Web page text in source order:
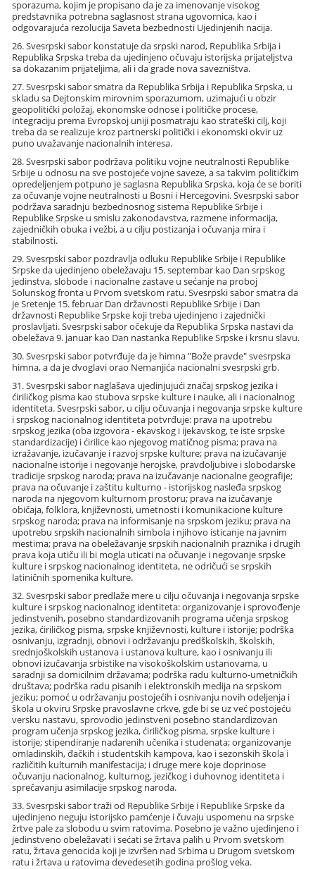
sporazuma, kojim je propisano da je za imenovanje visokog
predstavnika potrebna saglasnost strana ugovornica, kao i
odgovarajuća rezolucija Saveta bezbednosti Ujedinjenih nacija.
26. Svesrpski sabor konstatuje da srpski narod, Republika Srbija i
Republika Srpska treba da ujedinjeno očuvaju istorijska prijateljstva
sa dokazanim prijateljima, ali i da grade nova savezništva.
27. Svesrpski sabor smatra da Republika Srbija i Republika Srpska, u
skladu sa Dejtonskim mirovnim sporazumom, uzimajući u obzir
geopolitički položaj, ekonomske odnose i političke procese,
integraciju prema Evropskoj uniji posmatraju kao strateški cilj, koji
treba da se realizuje kroz partnerski politički i ekonomski okvir uz
puno uvažavanje nacionalnih interesa.
28. Svesrpski sabor podržava politiku vojne neutralnosti Republike
Srbije u odnosu na sve postojeće vojne saveze, a sa takvim političkim
opredeljenjem potpuno je saglasna Republika Srpska, koja će se boriti
za očuvanje vojne neutralnosti u Bosni i Hercegovini. Svesrpski sabor
podržava saradnju bezbednosnog sistema Republike Srbije i
Republike Srpske u smislu zakonodavstva, razmene informacija,
zajedničkih obuka i vežbi, a u cilju postizanja i očuvanja mira i
stabilnosti.
29. Svesrpski sabor pozdravlja odluku Republike Srbije i Republike
Srpske da ujedinjeno obeležavaju 15. septembar kao Dan srpskog
jedinstva, slobode i nacionalne zastave u sećanje na proboj
Solunskog fronta u Prvom svetskom ratu. Svesrpski sabor smatra da
je Sretenje 15. februar Dan državnosti Republike Srbije i Dan
državnosti Republike Srpske koji treba ujedinjeno i zajednički
proslavljati. Svesrpski sabor očekuje da Republika Srpska nastavi da
obeležava 9. januar kao Dan nastanka Republike Srpske i krsnu slavu.
30. Svesrpski sabor potvrđuje da je himna "Bože pravde" svesrpska
himna, a da je dvoglavi orao Nemanjića nacionalni svesrpski grb.
31. Svesrpski sabor naglašava ujedinjujući značaj srpskog jezika i
ćiriličkog pisma kao stubova srpske kulture i nauke, ali i nacionalnog
identiteta. Svesrpski sabor, u cilju očuvanja i negovanja srpske kulture
i srpskog nacionalnog identiteta potvrđuje: prava na upotrebu
srpskog jezika (oba izgovora - ekavskog i ijekavskog, te iste srpske
standardizacije) i ćirilice kao njegovog matičnog pisma; prava na
izražavanje, izučavanje i razvoj srpske kulture; prava na izučavanje
nacionalne istorije i negovanje herojske, pravdoljubive i slobodarske
tradicije srpskog naroda; prava na izučavanje nacionalne geografije;
prava na očuvanje i zaštitu kulturno - istorijskog nasleđa srpskog
naroda na njegovom kulturnom prostoru; prava na izučavanje
običaja, folklora, književnosti, umetnosti i komunikacione kulture
srpskog naroda; prava na informisanje na srpskom jeziku; prava na
upotrebu srpskih nacionalnih simbola i njihovo isticanje na javnim
mestima; prava na obeležavanje srpskih nacionalnih praznika i drugih
prava koja utiču ili bi mogla uticati na očuvanje i negovanje srpske
kulture i srpskog nacionalnog identiteta, ne odričući se srpskih
latiničnih spomenika kulture.
32. Svesrpski sabor predlaže mere u cilju očuvanja i negovanja srpske
kulture i srpskog nacionalnog identiteta: organizovanje i sprovođenje
jedinstvenih, posebno standardizovanih programa učenja srpskog
jezika, ćiriličkog pisma, srpske književnosti, kulture i istorije; podrška
osnivanju, izgradnji, obnovi i održavanju predškolskih, školskih,
srednjoškolskih ustanova i ustanova kulture, kao i osnivanju ili
obnovi izučavanja srbistike na visokoškolskim ustanovama, u
saradnji sa domicilnim državama; podrška radu kulturno-umetničkih
društava; podrška radu pisanih i elektronskih medija na srpskom
jeziku; pomoć u održavanju postojećih i osnivanju novih odeljenja i
škola u okviru Srpske pravoslavne crkve, gde bi se uz već postojeću
versku nastavu, sprovodio jedinstveni posebno standardizovan
program učenja srpskog jezika, ćiriličkog pisma, srpske kulture i
istorije; stipendiranje nadarenih učenika i studenata; organizovanje
omladinskih, đačkih i studentskih kampova, kao i sezonskih škola i
različitih kulturnih manifestacija; i druge mere koje doprinose
očuvanju nacionalnog, kulturnog, jezičkog i duhovnog identiteta i
sprečavanju asimilacije srpskog naroda.
33. Svesrpski sabor traži od Republike Srbije i Republike Srpske da
ujedinjeno neguju istorijsko pamćenje i čuvaju uspomenu na srpske
žrtve pale za slobodu u svim ratovima. Posebno je važno ujedinjeno i
jedinstveno obeležavati i sećati se žrtava palih u Prvom svetskom
ratu, žrtava genocida koji je izvršen nad Srbima u Drugom svetskom
ratu i žrtava u ratovima devedesetih godina prošlog veka.